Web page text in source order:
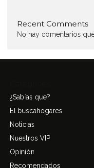
Recent Comments
No hay comentarios
¿Sabías que?
El buscahogares
Noticias
Nuestros VIP
Opinión
Recomendados